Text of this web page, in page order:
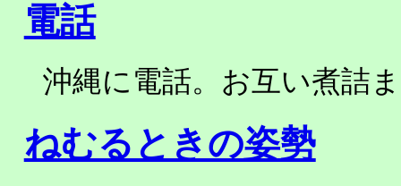
電話
沖縄に電話。お互い煮詰
ねむるときの姿勢